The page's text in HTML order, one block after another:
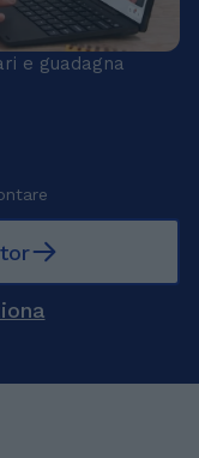
e guadagna